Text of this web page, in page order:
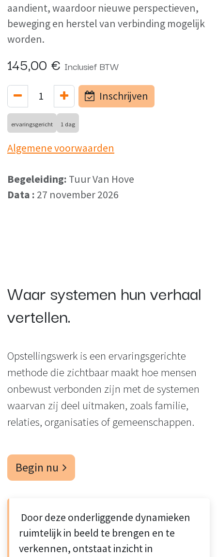
aandient, waardoor nieuwe perspectieven,
beweging en herstel van verbinding mogelijk
worden.
145,00 € Inclusief BTW
Inschrijven
ervaringsgericht 1 dag
Algemene voorwaarden
Begeleiding: Tuur Van Hove
Data : 27 november 2026
Waar systemen hun verhaal
vertellen.
Opstellingswerk is een ervaringsgerichte
methode die zichtbaar maakt hoe mensen
onbewust verbonden zijn met de systemen
waarvan zij deel uitmaken, zoals familie,
relaties, organisaties of gemeenschappen.
Begin nu
Door deze onderliggende dynamieken
ruimtelijk in beeld te brengen en te
verkennen, ontstaat inzicht in